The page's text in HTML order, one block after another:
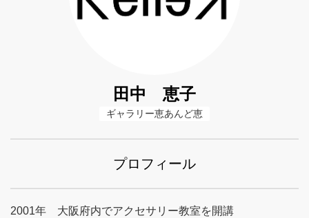
田中 恵子
ギャラリー恵あんど恵
プロフィール
2001年 大阪府内でアクセサリー教室を開講